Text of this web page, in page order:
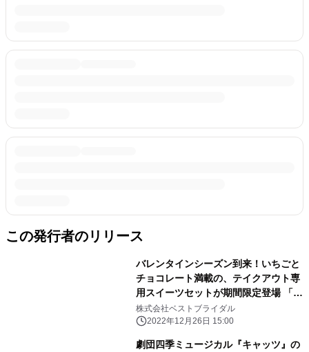
この発行者のリリース
バレンタインシーズン到来！いちごと
チョコレート満載の、テイクアウト専
用スイーツセットが期間限定登場 「ス
トリングス スイーツコレクション～
STRAWBERRY & CHOCOLATE～」
株式会社ベストブライダル
2022年12月26日 15:00
劇団四季ミュージカル『キャッツ』の